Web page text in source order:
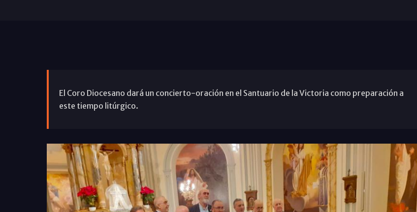
El Coro Diocesano dará un concierto-oración en el Santuario de la Victoria como preparación a
este tiempo litúrgico.